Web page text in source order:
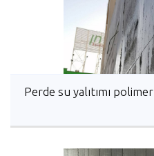
Perde su yalıtımı polimer